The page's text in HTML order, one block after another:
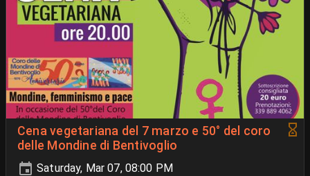
Cena vegetariana del 7 marzo e 50° del coro
delle Mondine di Bentivoglio
Saturday, Mar 07, 08:00 PM